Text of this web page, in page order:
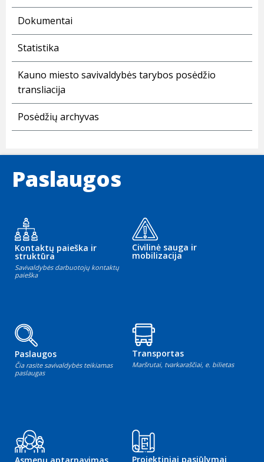
Dokumentai
Statistika
Kauno miesto savivaldybės tarybos posėdžio
transliacija
Posėdžių archyvas
Paslaugos
Kontaktų paieška ir
struktūra
Savivaldybės darbuotojų kontaktų
paieška
Civilinė sauga ir
mobilizacija
Paslaugos
Čia rasite savivaldybės teikiamas
paslaugas
Transportas
Maršrutai, tvarkaraščiai, e. bilietas
Projektiniai pasiūlymai